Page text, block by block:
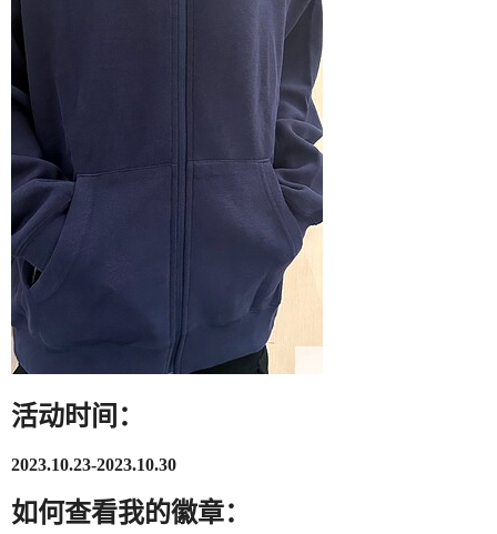
活动时间：
2023.10.23-2023.10.30
如何查看我的徽章：